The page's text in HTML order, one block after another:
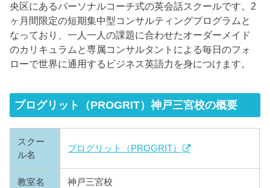
央区にあるパーソナルコーチ式の英会話スクールです。2
ヶ月間限定の短期集中型コンサルティングプログラムと
なっており、一人一人の課題に合わせたオーダーメイド
のカリキュラムと専属コンサルタントによる毎日のフォ
ローで世界に通用するビジネス英語力を身につけます。
プログリット（PROGRIT）神戸三宮校の概要
スクー
ル名
プログリット（PROGRIT）
教室名 神戸三宮校